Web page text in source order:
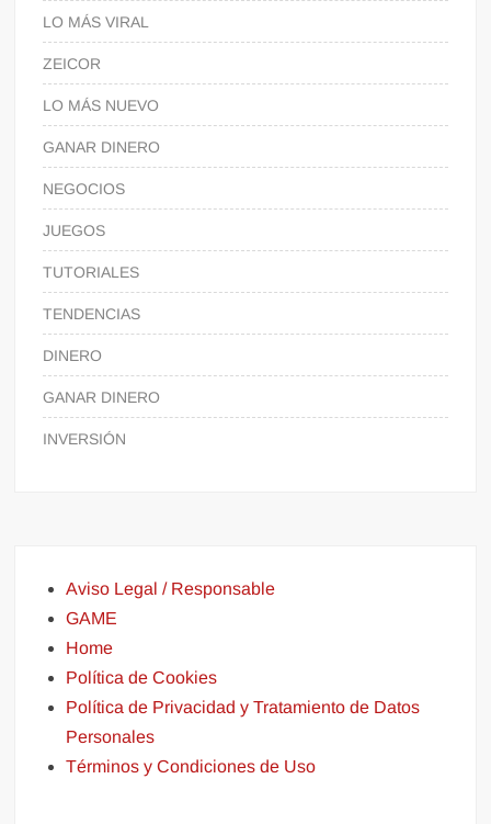
LO MÁS VIRAL
ZEICOR
LO MÁS NUEVO
GANAR DINERO
NEGOCIOS
JUEGOS
TUTORIALES
TENDENCIAS
DINERO
GANAR DINERO
INVERSIÓN
Aviso Legal / Responsable
GAME
Home
Política de Cookies
Política de Privacidad y Tratamiento de Datos
Personales
Términos y Condiciones de Uso